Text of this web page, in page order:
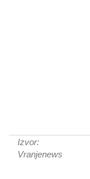
Izvor:
Vranjenews